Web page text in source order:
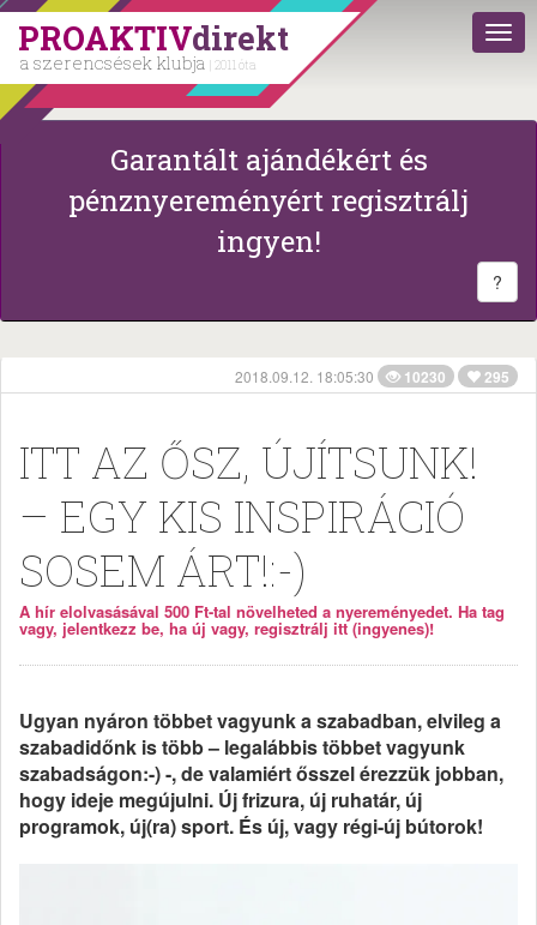
PROAKTIVdirekt
a szerencsések klubja | 2011 óta
Garantált ajándékért és
pénznyereményért regisztrálj
ingyen!
?
2018.09.12. 18:05:30 10230 295
ITT AZ ŐSZ, ÚJÍTSUNK!
– EGY KIS INSPIRÁCIÓ
SOSEM ÁRT!:-)
A hír elolvasásával 500 Ft-tal növelheted a nyereményedet. Ha tag
vagy, jelentkezz be, ha új vagy, regisztrálj itt (ingyenes)!
Ugyan nyáron többet vagyunk a szabadban, elvileg a
szabadidőnk is több – legalábbis többet vagyunk
szabadságon:-) -, de valamiért ősszel érezzük jobban,
hogy ideje megújulni. Új frizura, új ruhatár, új
programok, új(ra) sport. És új, vagy régi-új bútorok!